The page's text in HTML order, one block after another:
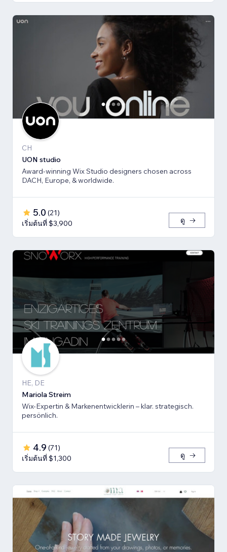
CH
UON studio
Award-winning Wix Studio designers chosen across
DACH, Europe, & worldwide.
5.0 (21)
เริ่มต้นที่ $3,900
ดู
HE, DE
Mariola Streim
Wix-Expertin & Markenentwicklerin – klar. strategisch.
persönlich.
4.9 (71)
เริ่มต้นที่ $1,300
ดู